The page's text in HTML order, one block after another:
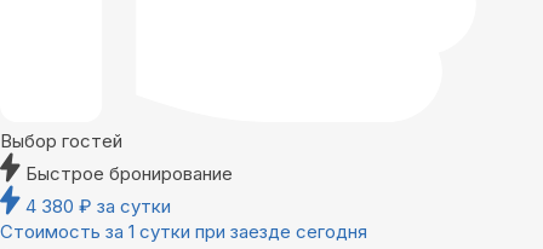
Выбор гостей
Быстрое бронирование
4 380 ₽ за сутки
Стоимость за 1 сутки при заезде сегодня